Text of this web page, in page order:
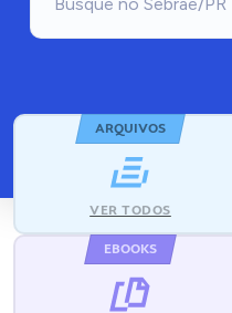
ARQUIVOS
VER TODOS
EBOOKS